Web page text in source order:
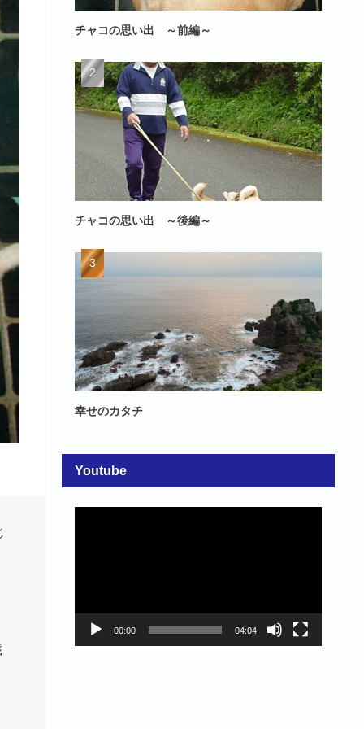
チャコの思い出 ～前編～
チャコの思い出 ～後編～
幸せのカタチ
Youtube
00:00 04:04